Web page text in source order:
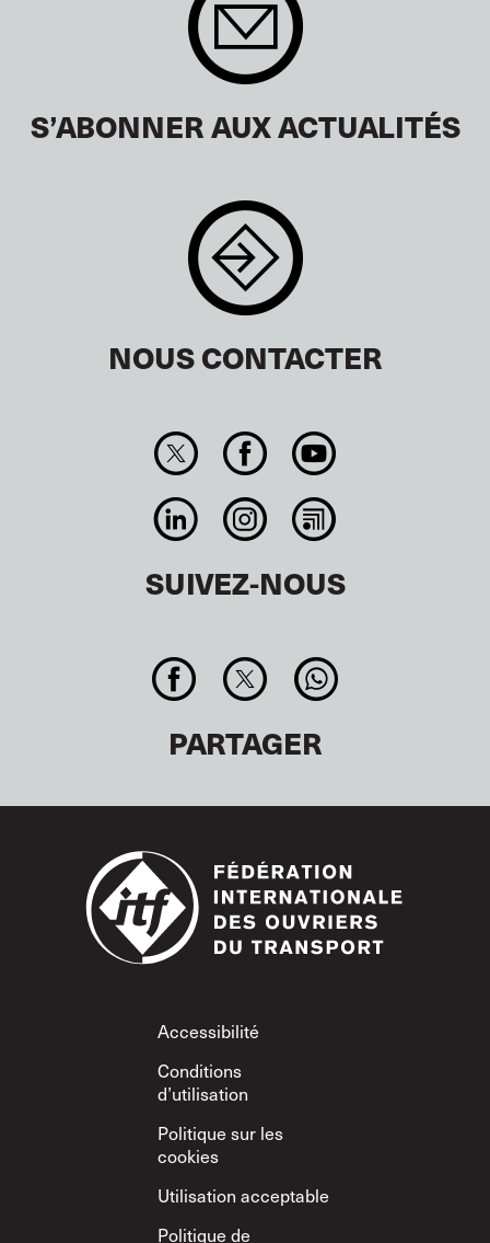
S’ABONNER AUX ACTUALITÉS
NOUS CONTACTER
SUIVEZ-NOUS
PARTAGER
Footer
Accessibilité
Conditions
d’utilisation
Politique sur les
cookies
Utilisation acceptable
Politique de